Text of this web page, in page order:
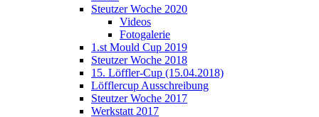
Steutzer Woche 2020
Videos
Fotogalerie
1.st Mould Cup 2019
Steutzer Woche 2018
15. Löffler-Cup (15.04.2018)
Löfflercup Ausschreibung
Steutzer Woche 2017
Werkstatt 2017